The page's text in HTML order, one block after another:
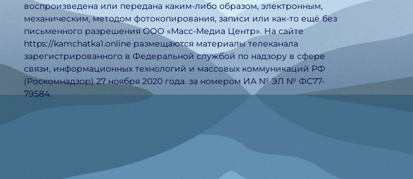
воспроизведена или передана каким-либо образом, электронным,
механическим, методом фотокопирования, записи или как-то ещё без
письменного разрешения ООО «Масс-Медиа Центр». На сайте
https://kamchatka1.online размещаются материалы телеканала
зарегистрированного в Федеральной службой по надзору в сфере
связи, информационных технологий и массовых коммуникаций РФ
(Роскомнадзор) 27 ноября 2020 года. за номером ИА № ЭЛ № ФС77-
79584.